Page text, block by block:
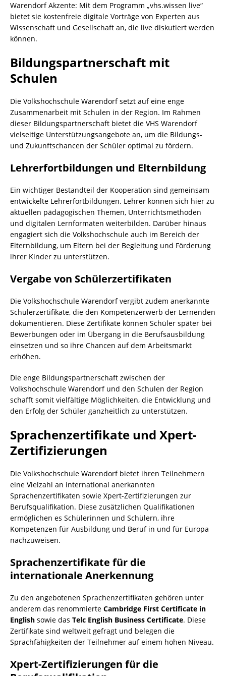
Warendorf Akzente: Mit dem Programm „vhs.wissen live“
bietet sie kostenfreie digitale Vorträge von Experten aus
Wissenschaft und Gesellschaft an, die live diskutiert werden
können.
Bildungspartnerschaft mit
Schulen
Die Volkshochschule Warendorf setzt auf eine enge
Zusammenarbeit mit Schulen in der Region. Im Rahmen
dieser Bildungspartnerschaft bietet die VHS Warendorf
vielseitige Unterstützungsangebote an, um die Bildungs-
und Zukunftschancen der Schüler optimal zu fördern.
Lehrerfortbildungen und Elternbildung
Ein wichtiger Bestandteil der Kooperation sind gemeinsam
entwickelte Lehrerfortbildungen. Lehrer können sich hier zu
aktuellen pädagogischen Themen, Unterrichtsmethoden
und digitalen Lernformaten weiterbilden. Darüber hinaus
engagiert sich die Volkshochschule auch im Bereich der
Elternbildung, um Eltern bei der Begleitung und Förderung
ihrer Kinder zu unterstützen.
Vergabe von Schülerzertifikaten
Die Volkshochschule Warendorf vergibt zudem anerkannte
Schülerzertifikate, die den Kompetenzerwerb der Lernenden
dokumentieren. Diese Zertifikate können Schüler später bei
Bewerbungen oder im Übergang in die Berufsausbildung
einsetzen und so ihre Chancen auf dem Arbeitsmarkt
erhöhen.
Die enge Bildungspartnerschaft zwischen der
Volkshochschule Warendorf und den Schulen der Region
schafft somit vielfältige Möglichkeiten, die Entwicklung und
den Erfolg der Schüler ganzheitlich zu unterstützen.
Sprachenzertifikate und Xpert-
Zertifizierungen
Die Volkshochschule Warendorf bietet ihren Teilnehmern
eine Vielzahl an international anerkannten
Sprachenzertifikaten sowie Xpert-Zertifizierungen zur
Berufsqualifikation. Diese zusätzlichen Qualifikationen
ermöglichen es Schülerinnen und Schülern, ihre
Kompetenzen für Ausbildung und Beruf in und für Europa
nachzuweisen.
Sprachenzertifikate für die
internationale Anerkennung
Zu den angebotenen Sprachenzertifikaten gehören unter
anderem das renommierte Cambridge First Certificate in
English sowie das Telc English Business Certificate. Diese
Zertifikate sind weltweit gefragt und belegen die
Sprachfähigkeiten der Teilnehmer auf einem hohen Niveau.
Xpert-Zertifizierungen für die